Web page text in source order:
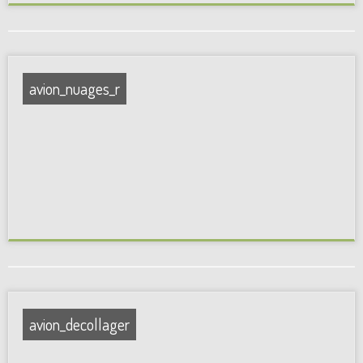
avion_nuages_r
avion_decollager